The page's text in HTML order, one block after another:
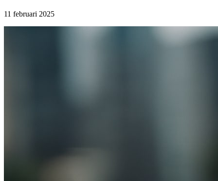
11 februari 2025